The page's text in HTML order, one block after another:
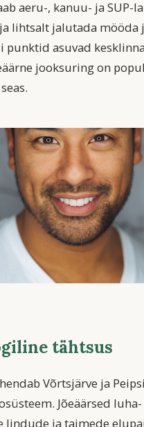
aeru-, kanuu- ja SUP-
lihtsalt jalutada mööda
punktid asuvad
jooksuring on
tähtsus
Võrtsjärve ja
Jõeäärsed
lindude ja taimede